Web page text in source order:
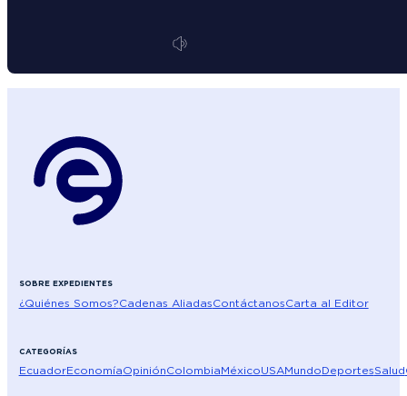
SOBRE EXPEDIENTES
¿Quiénes Somos?Cadenas AliadasContáctanosCarta al Editor
CATEGORÍAS
EcuadorEconomíaOpiniónColombiaMéxicoUSAMundoDeportesSalud